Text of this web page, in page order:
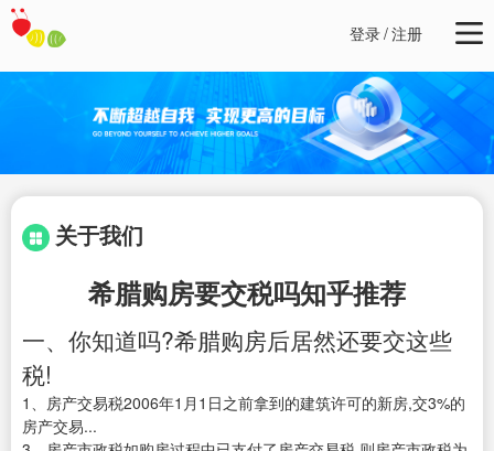
登录/注册
关于我们
希腊购房要交税吗知乎推荐
一、你知道吗?希腊购房后居然还要交这些
税!
1、房产交易税2006年1月1日之前拿到的建筑许可的新房,交3%的
房产交易...